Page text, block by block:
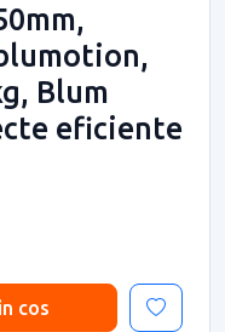
Blum
eficiente
cos